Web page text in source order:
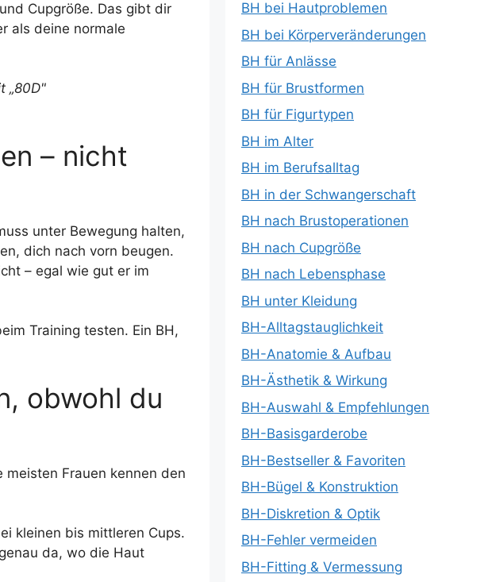
Cupgröße. Das gibt dir
als deine normale
– nicht
unter Bewegung halten,
dich nach vorn beugen.
– egal wie gut er im
Training testen. Ein BH,
obwohl du
Frauen kennen den
kleinen bis mittleren Cups.
da, wo die Haut
BH bei Hautproblemen
BH bei Körperveränderungen
BH für Anlässe
BH für Brustformen
BH für Figurtypen
BH im Alter
BH im Berufsalltag
BH in der Schwangerschaft
BH nach Brustoperationen
BH nach Cupgröße
BH nach Lebensphase
BH unter Kleidung
BH-Alltagstauglichkeit
BH-Anatomie & Aufbau
BH-Ästhetik & Wirkung
BH-Auswahl & Empfehlungen
BH-Basisgarderobe
BH-Bestseller & Favoriten
BH-Bügel & Konstruktion
BH-Diskretion & Optik
BH-Fehler vermeiden
BH-Fitting & Vermessung